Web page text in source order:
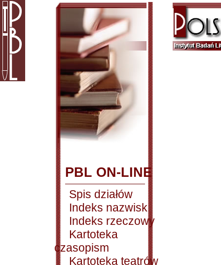
PBL ON-LINE
Spis działów
Indeks nazwisk
Indeks rzeczowy
Kartoteka
czasopism
Kartoteka teatrów